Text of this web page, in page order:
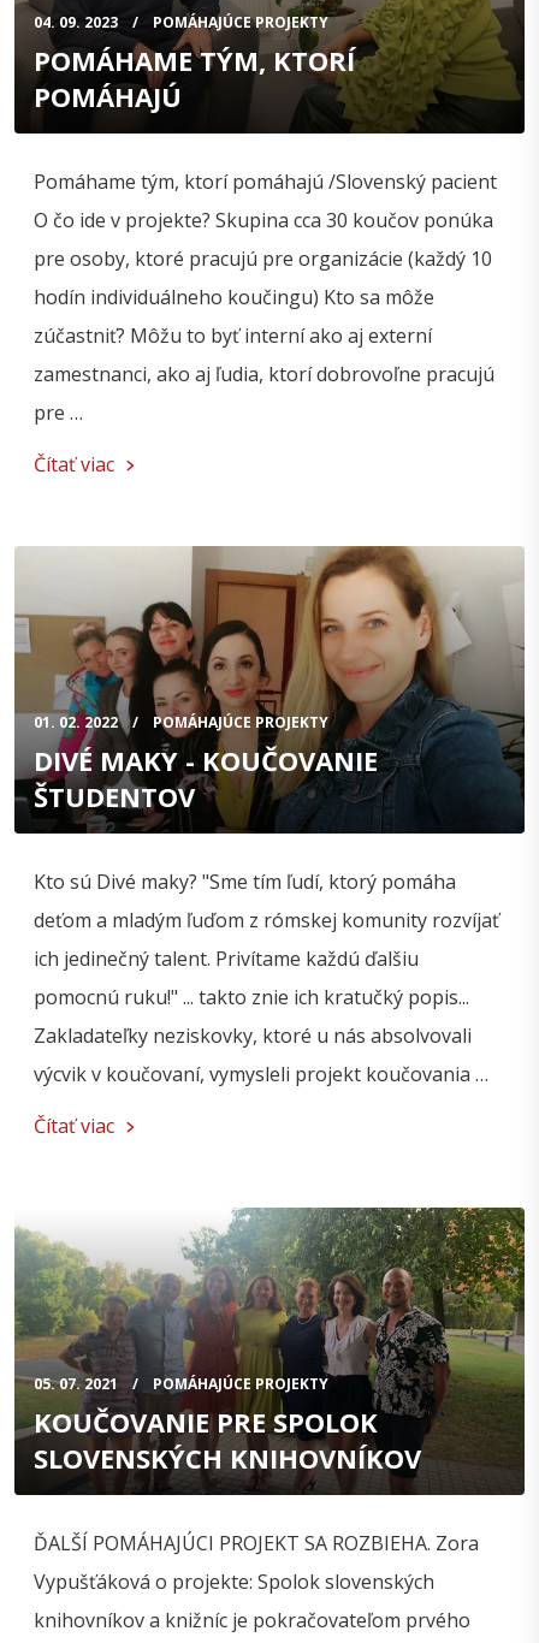
04. 09. 2023 POMÁHAJÚCE PROJEKTY
POMÁHAME TÝM, KTORÍ
POMÁHAJÚ
Pomáhame tým, ktorí pomáhajú /Slovenský pacient
O čo ide v projekte? Skupina cca 30 koučov ponúka
pre osoby, ktoré pracujú pre organizácie (každý 10
hodín individuálneho koučingu) Kto sa môže
zúčastniť? Môžu to byť interní ako aj externí
zamestnanci, ako aj ľudia, ktorí dobrovoľne pracujú
pre …
Čítať viac
01. 02. 2022 POMÁHAJÚCE PROJEKTY
DIVÉ MAKY - KOUČOVANIE
ŠTUDENTOV
Kto sú Divé maky? "Sme tím ľudí, ktorý pomáha
deťom a mladým ľuďom z rómskej komunity rozvíjať
ich jedinečný talent. Privítame každú ďalšiu
pomocnú ruku!" ... takto znie ich kratučký popis...
Zakladateľky neziskovky, ktoré u nás absolvovali
výcvik v koučovaní, vymysleli projekt koučovania …
Čítať viac
05. 07. 2021 POMÁHAJÚCE PROJEKTY
KOUČOVANIE PRE SPOLOK
SLOVENSKÝCH KNIHOVNÍKOV
ĎALŠÍ POMÁHAJÚCI PROJEKT SA ROZBIEHA. Zora
Vypušťáková o projekte: Spolok slovenských
knihovníkov a knižníc je pokračovateľom prvého